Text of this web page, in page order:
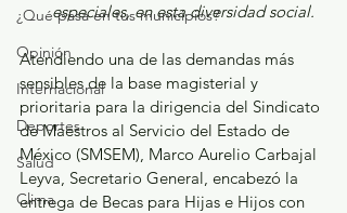
¿Qué pasa en tus municipios?
Opinión
Internacional
Deportes
Salud
Clima
especiales, en esta diversidad social.
Atendiendo una de las demandas más
sensibles de la base magisterial y
prioritaria para la dirigencia del Sindicato
de Maestros al Servicio del Estado de
México (SMSEM), Marco Aurelio Carbajal
Leyva, Secretario General, encabezó la
entrega de Becas para Hijas e Hijos con